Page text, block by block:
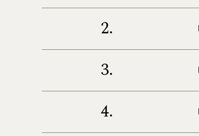
2.
3.
4.